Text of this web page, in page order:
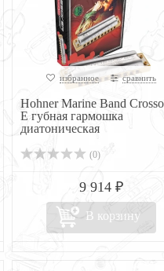
избранное сравнить
Hohner Marine Band
E губная гармошка
диатоническая
(0)
9 914 ₽
В корзину